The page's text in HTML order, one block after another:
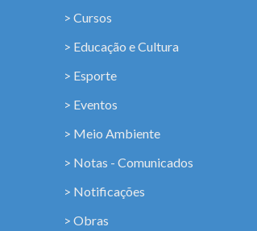
> Cursos
> Educação e Cultura
> Esporte
> Eventos
> Meio Ambiente
> Notas - Comunicados
> Notificações
> Obras